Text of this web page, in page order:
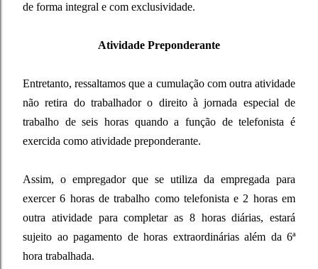
de forma integral e com exclusividade.
Atividade Preponderante
Entretanto, ressaltamos que a cumulação com outra atividade
não retira do trabalhador o direito à jornada especial de
trabalho de seis horas quando a função de telefonista é
exercida como atividade preponderante.
Assim, o empregador que se utiliza da empregada para
exercer 6 horas de trabalho como telefonista e 2 horas em
outra atividade para completar as 8 horas diárias, estará
sujeito ao pagamento de horas extraordinárias além da 6ª
hora trabalhada.